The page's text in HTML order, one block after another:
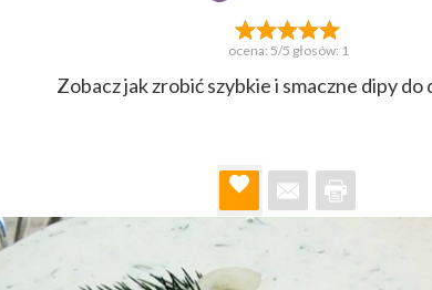
ocena: 5/5 głosów: 1
Zobacz jak zrobić szybkie i smaczne dipy do